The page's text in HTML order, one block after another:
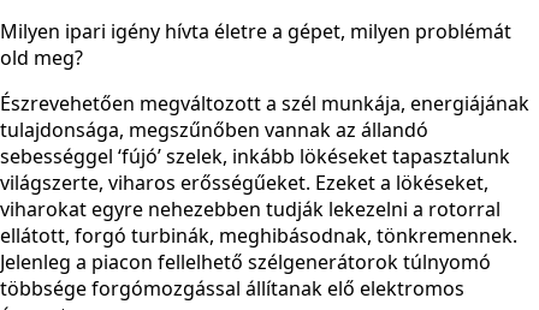
Milyen ipari igény hívta életre a gépet, milyen problémát
old meg?
Észrevehetően megváltozott a szél munkája, energiájának
tulajdonsága, megszűnőben vannak az állandó
sebességgel ‘fújó’ szelek, inkább lökéseket tapasztalunk
világszerte, viharos erősségűeket. Ezeket a lökéseket,
viharokat egyre nehezebben tudják lekezelni a rotorral
ellátott, forgó turbinák, meghibásodnak, tönkremennek.
Jelenleg a piacon fellelhető szélgenerátorok túlnyomó
többsége forgómozgással állítanak elő elektromos